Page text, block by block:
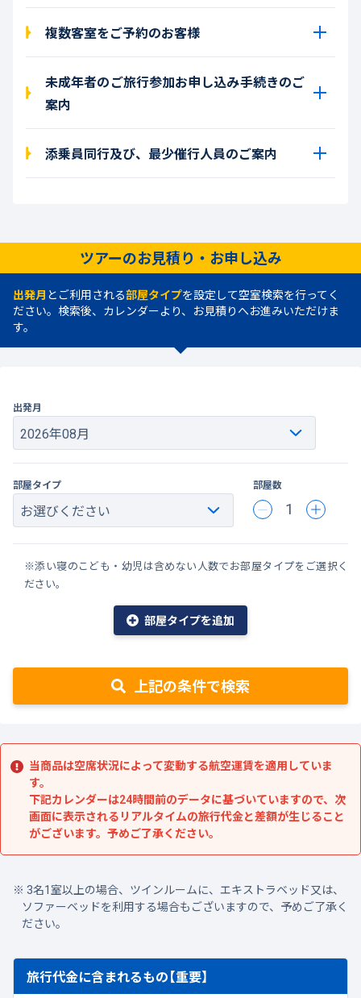
複数客室をご予約のお客様
未成年者のご旅行参加お申し込み手続きのご
案内
添乗員同行及び、最少催行人員のご案内
ツアーのお見積り・お申し込み
出発月 とご利用される部屋タイプを設定して空室検索を行ってく
ださい。検索後、カレンダーより、お見積りへお進みいただけま
す。
出発月
部屋タイプ 部屋数
1
※添い寝のこども・幼児は含めない人数でお部屋タイプをご選択く
ださい。
部屋タイプを追加
上記の条件で検索
当商品は空席状況によって変動する航空運賃を適用していま
す。
下記カレンダーは24時間前のデータに基づいていますので、次
画面に表示されるリアルタイムの旅行代金と差額が生じること
がございます。予めご了承ください。
3名1室以上の場合、ツインルームに、エキストラベッド又は、
ソファーベッドを利用する場合もございますので、予めご了承く
ださい。
旅行代金に含まれるもの【重要】